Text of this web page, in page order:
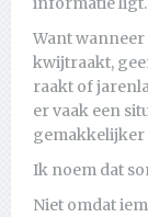
Want
kwijtraakt,
raakt of
er vaak een
Ik noem dat
Niet omdat